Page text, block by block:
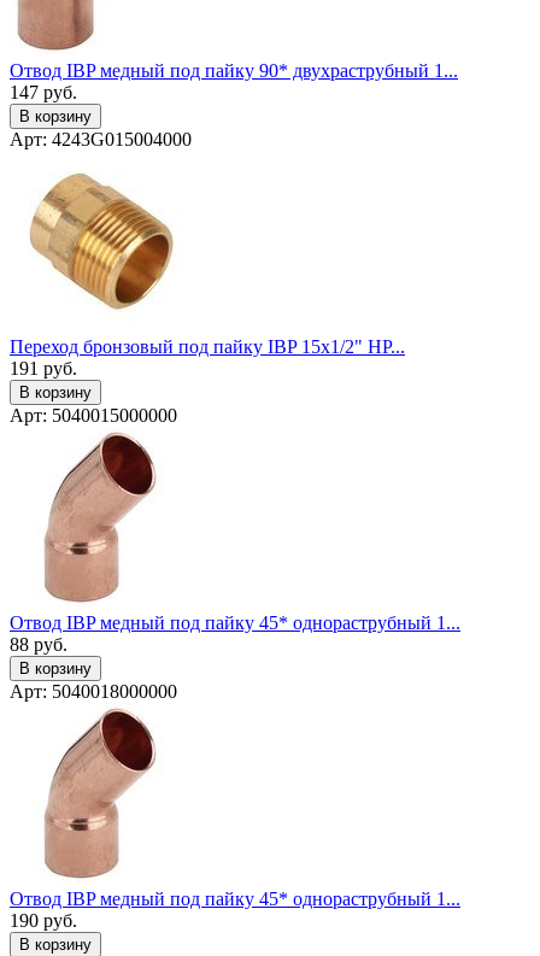
Отвод IBP медный под пайку 90* двухраструбный 1...
147 руб.
В корзину
Арт: 4243G015004000
Переход бронзовый под пайку IBP 15x1/2" НР...
191 руб.
В корзину
Арт: 5040015000000
Отвод IBP медный под пайку 45* однораструбный 1...
88 руб.
В корзину
Арт: 5040018000000
Отвод IBP медный под пайку 45* однораструбный 1...
190 руб.
В корзину